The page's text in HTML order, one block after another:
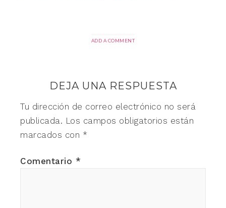
ADD A COMMENT
DEJA UNA RESPUESTA
Tu dirección de correo electrónico no será
publicada. Los campos obligatorios están
marcados con *
Comentario *